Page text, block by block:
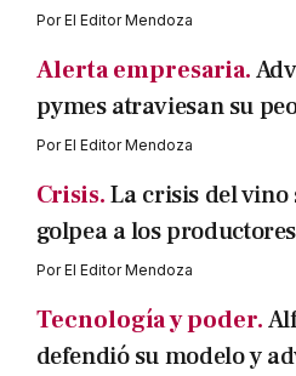
PorEl Editor Mendoza
Alerta empresaria.
pymes atraviesan su
PorEl Editor Mendoza
Crisis.La crisis del vino
golpea a los productores
PorEl Editor Mendoza
Tecnología y poder.
defendió su modelo y